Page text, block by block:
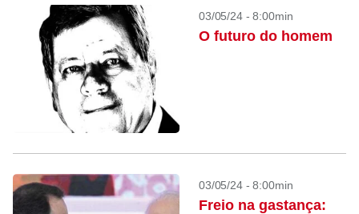
03/05/24 - 8:00min
O futuro do homem
03/05/24 - 8:00min
Freio na gastança: